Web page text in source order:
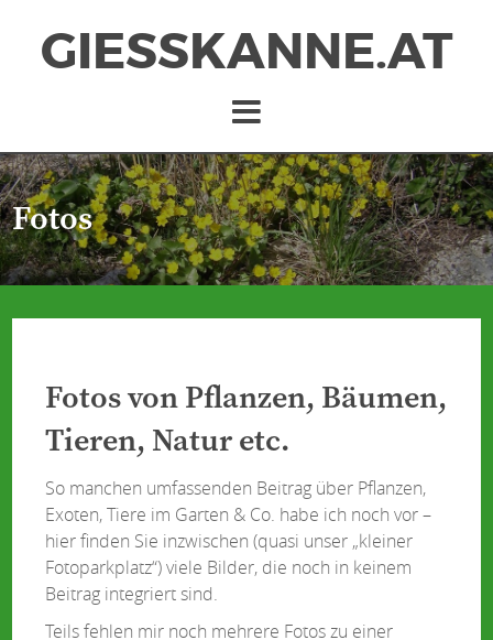
GIESSKANNE.AT
Fotos
Fotos von Pflanzen, Bäumen,
Tieren, Natur etc.
So manchen umfassenden Beitrag über Pflanzen,
Exoten, Tiere im Garten & Co. habe ich noch vor –
hier finden Sie inzwischen (quasi unser „kleiner
Fotoparkplatz“) viele Bilder, die noch in keinem
Beitrag integriert sind.
Teils fehlen mir noch mehrere Fotos zu einer